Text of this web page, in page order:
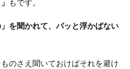
もです。
」を聞かれて、パッと浮かばない
のさえ聞いておけばそれを避け